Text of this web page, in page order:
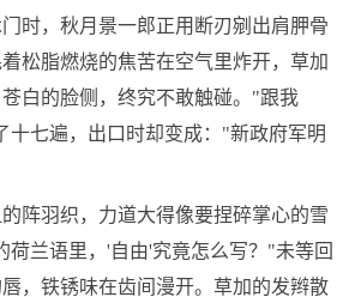
时，秋月景一郎正用断刃剜出肩胛骨
松脂燃烧的焦苦在空气里炸开，草加
白的脸侧，终究不敢触碰。"跟我
十七遍，出口时却变成："新政府军明
阵羽织，力道大得像要捏碎掌心的雪
荷兰语里，'自由'究竟怎么写？"未等回
，铁锈味在齿间漫开。草加的发辫散